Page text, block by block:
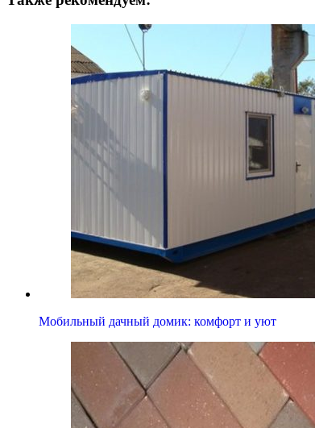
Мобильный дачный домик: комфорт и уют